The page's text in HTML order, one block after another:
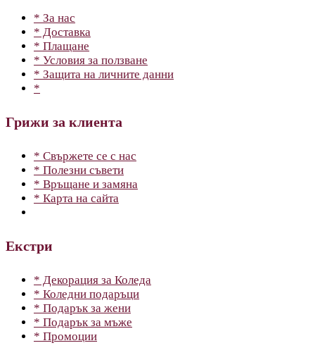
* За нас
* Доставка
* Плащане
* Условия за ползване
* Защита на личните данни
*
Грижи за клиента
* Свържете се с нас
* Полезни съвети
* Връщане и замяна
* Карта на сайта
Екстри
* Декорация за Коледа
* Коледни подаръци
* Подарък за жени
* Подарък за мъже
* Промоции